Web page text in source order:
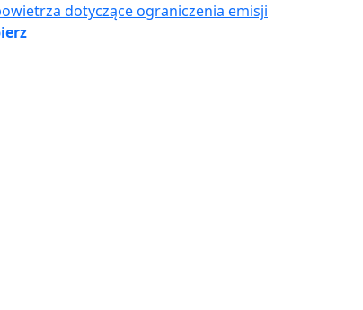
dotyczące ograniczenia emisji